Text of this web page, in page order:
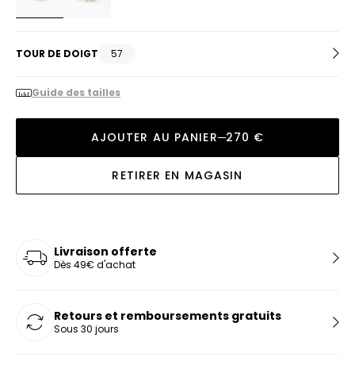
TOUR DE DOIGT 57
Guide des tailles
AJOUTER AU PANIER 270 €
RETIRER EN MAGASIN
Livraison offerte
Dès 49€ d'achat
Retours et remboursements gratuits
Sous 30 jours